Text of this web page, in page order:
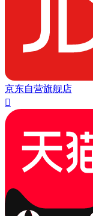
京东自营旗舰店
